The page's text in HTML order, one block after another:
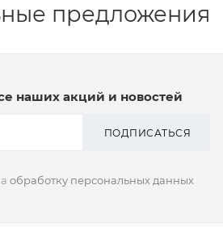
предложения
наших акций и новостей
ПОДПИСАТЬСЯ
обработку персональных данных